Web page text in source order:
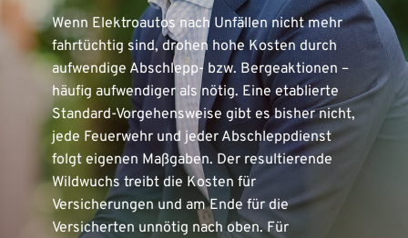
Wenn Elektroautos nach Unfällen nicht mehr
fahrtüchtig sind, drohen hohe Kosten durch
aufwendige Abschlepp- bzw. Bergeaktionen –
häufig aufwendiger als nötig. Eine etablierte
Standard-Vorgehensweise gibt es bisher nicht,
jede Feuerwehr und jeder Abschleppdienst
folgt eigenen Maßgaben. Der resultierende
Wildwuchs treibt die Kosten für
Versicherungen und am Ende für die
Versicherten unnötig nach oben. Für